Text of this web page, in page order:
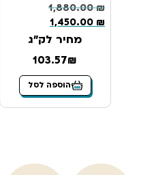
1,880.00₪
1,450.00 ₪
מחיר לק"ג
103.57₪
הוספה לסל